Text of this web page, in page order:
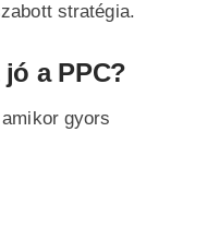
stratégia.
a PPC?
gyors